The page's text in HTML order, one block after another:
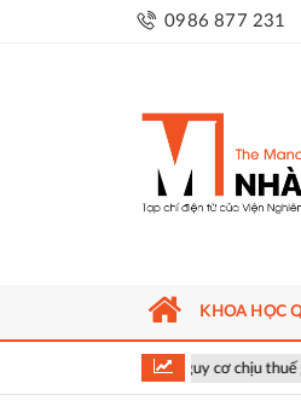
0986 877 231
mặt nguy cơ chịu thuế gần 30% khi vào
KHOA HỌC